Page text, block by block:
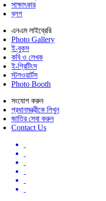
সাক্ষাৎকার
ব্লগ
এনএম লাইব্রেরি
Photo Gallery
ই-বুকস
কবি ও লেখক
ই-গ্রিটিংস
স্টলওয়ার্টস
Photo Booth
সংযোগ করুন
প্রধানমন্ত্রীকে লিখুন
জাতির সেবা করুন
Contact Us